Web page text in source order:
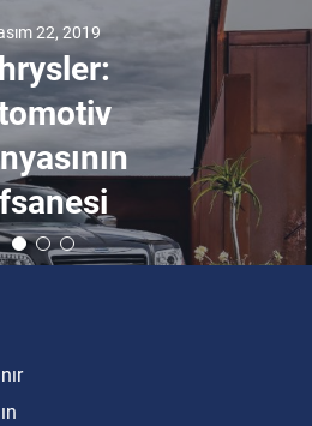
22, 2019